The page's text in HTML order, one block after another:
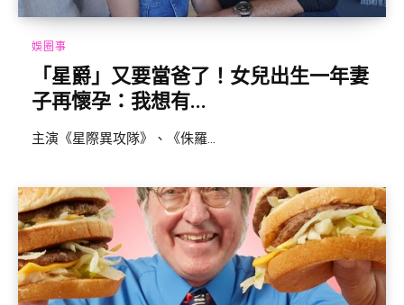
娛圈事
「星爵」又要當爸了！女兒出生一年妻
子再懷孕：我想有...
主演《星際異攻隊》、《侏羅...